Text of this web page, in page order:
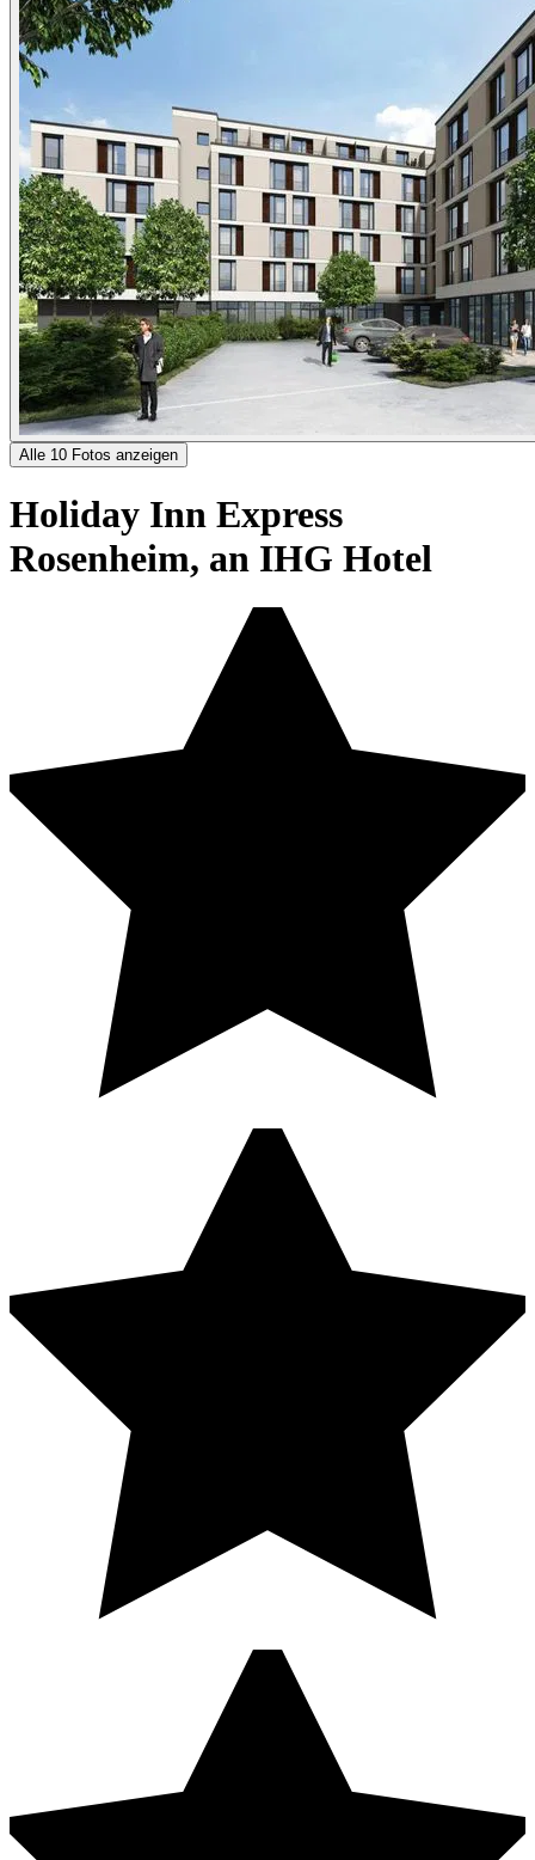
Alle 10 Fotos anzeigen
Holiday Inn Express
Rosenheim, an IHG Hotel